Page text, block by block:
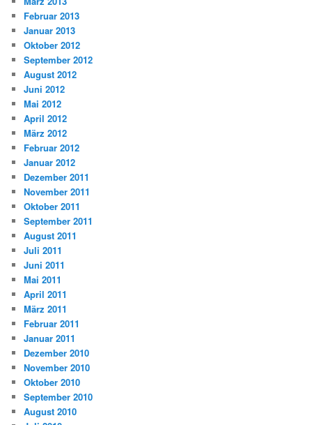
Februar 2013
Januar 2013
Oktober 2012
September 2012
August 2012
Juni 2012
Mai 2012
April 2012
März 2012
Februar 2012
Januar 2012
Dezember 2011
November 2011
Oktober 2011
September 2011
August 2011
Juli 2011
Juni 2011
Mai 2011
April 2011
März 2011
Februar 2011
Januar 2011
Dezember 2010
November 2010
Oktober 2010
September 2010
August 2010